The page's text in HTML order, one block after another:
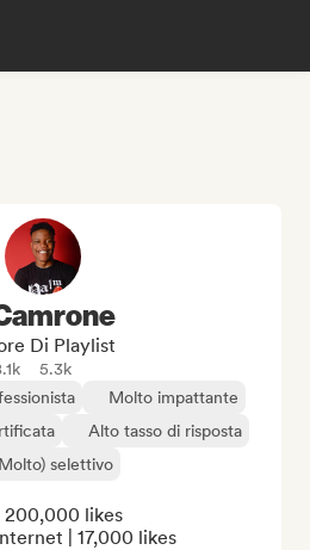
Di Playlist
5.3k
Molto impattante
Alto tasso di risposta
selettivo
200,000 likes
| 17,000 likes